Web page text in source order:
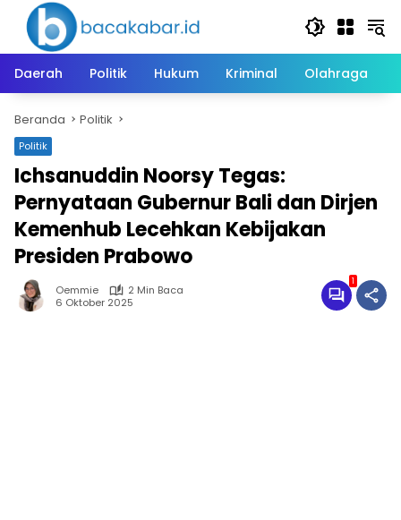
Langsung
konten
Daerah
Politik Hukum Kriminal Olahraga
Beranda Politik
Politik
Ichsanuddin Noorsy Tegas:
Pernyataan Gubernur Bali dan Dirjen
Kemenhub Lecehkan Kebijakan
Presiden Prabowo
Oemmie
2 Min Baca
6 Oktober 2025
1